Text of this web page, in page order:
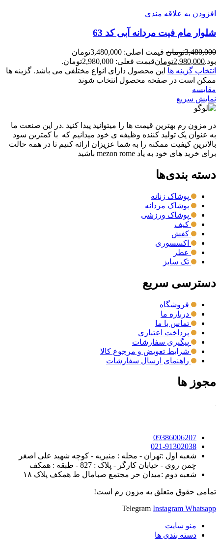
افزودن به علاقه مندی
شلوار مام فيت مردانه آبی کد 63
3,480,000تومان
قیمت اصلی: 3,480,000تومان
بود.2,980,000تومانقیمت فعلی: 2,980,000تومان.
انتخاب گزینه ها این محصول دارای انواع مختلفی می باشد. گزینه ها
ممکن است در صفحه محصول انتخاب شوند
مقايسه
نمایش سریع
در مزون رم بهترین قیمت ها را میتوانید پیدا کنید .در این صنعت ما
به عنوان یک تولید کننده وظیفه ی خود میدانیم که با کمترین سود
بالاترین کیفیت ممکنه را به شما عزیزان ارائه کنیم تا در همه حالت
برای خرید های خود به یاد mezon rome باشید
دسته بندی‌ها
پوشاک زنانه
پوشاک مردانه
پوشاک ورزشی
کیف
کفش
اکسسوری
عطر
تک سایز
دسترسی سریع
فروشگاه
درباره ما
تماس با ما
پرداخت اعتباری
پیگیری سفارشات
شرایط تعویض و مرجوع کالا
راهنمای ارسال سفارشات
مجوز ها
09386006207
021-91302038
شعبه اول :تهران - محله : منیریه - کوچه شهید علی اصغر
چمن روی - خیابان کارگر - پلاک : 827 - طبقه : همکف
شعبه دوم :میدان حر مجتمع صبامال ط همکف پلاک ۱۸
تمامی حقوق متعلق به مزون رم است!
Telegram Instagram Whatsapp
منو سایت
دسته بندی ها